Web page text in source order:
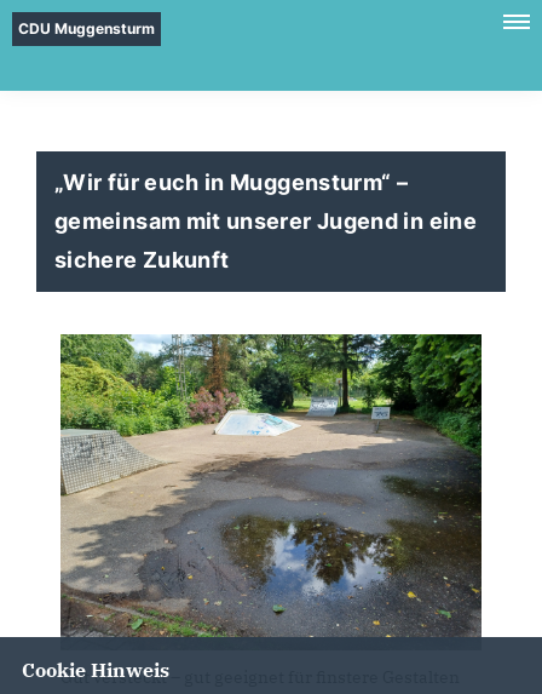
CDU Muggensturm
Wir für euch in Muggensturm“ –
gemeinsam mit unserer Jugend in eine
sichere Zukunft
Gut versteckt – gut geeignet für finstere Gestalten
Cookie Hinweis